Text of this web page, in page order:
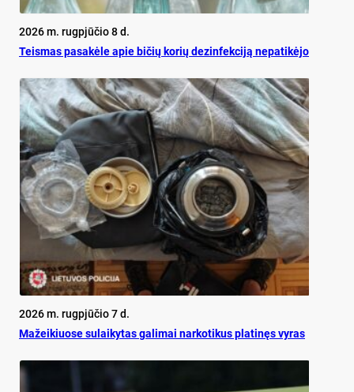
2026 m. rugpjūčio 8 d.
Teis­mas pa­sa­kė­le apie bi­čių ko­rių de­zin­fek­ci­ją ne­pa­ti­kė­jo
2026 m. rugpjūčio 7 d.
Mažeikiuose sulaikytas galimai narkotikus platinęs vyras